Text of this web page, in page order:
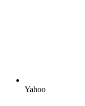
Yahoo